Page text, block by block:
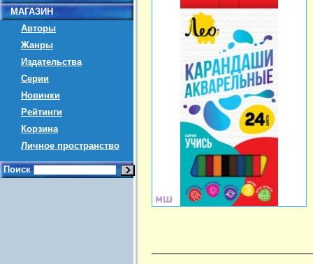
МАГАЗИН
Авторы
Жанры
Издательства
Серии
Новинки
Рейтинги
Корзина
Личное пространство
Поиск